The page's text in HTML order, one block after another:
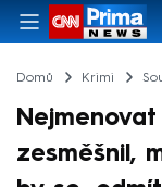
Domů Krimi
zesměšnil,